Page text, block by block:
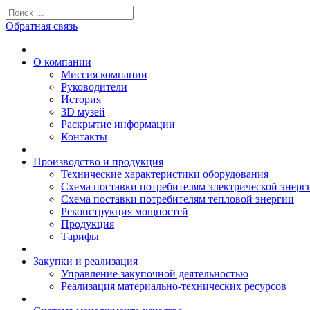
Обратная связь
О компании
Миссия компании
Руководители
История
3D музей
Раскрытие информации
Контакты
Производство и продукция
Технические характеристики оборудования
Схема поставки потребителям электрической
Схема поставки потребителям тепловой энергии
Реконструкция мощностей
Продукция
Тарифы
Закупки и реализация
Управление закупочной деятельностью
Реализация материально-технических ресурсов